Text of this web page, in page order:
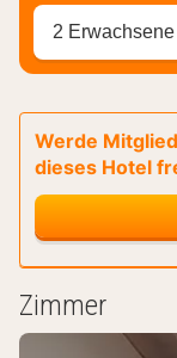
2
Werde
dieses Hotel
Zimmer